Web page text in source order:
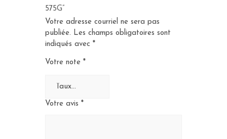
575G”
Votre adresse courriel ne sera pas
publiée. Les champs obligatoires sont
indiqués avec *
Votre note *
Votre avis *